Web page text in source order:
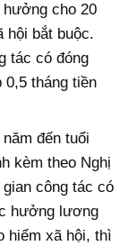
cho 20
hội bắt buộc.
tác có đóng
tháng tiền
đến tuổi
kèm theo Nghị
công tác có
hưởng lương
hiểm xã hội, thì